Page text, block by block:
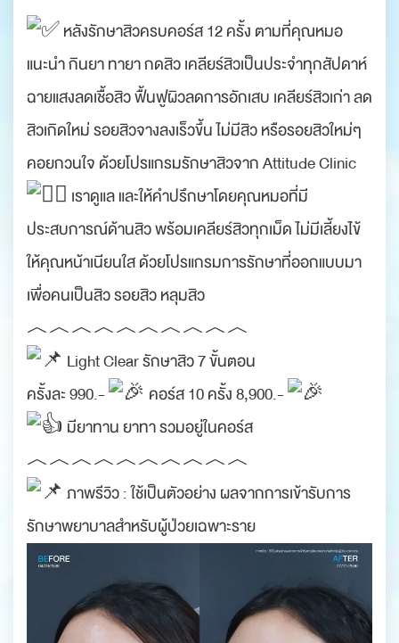
หลังรักษาสิวครบคอร์ส 12 ครั้ง ตามที่คุณหมอ
แนะนำ กินยา ทายา กดสิว เคลียร์สิวเป็นประจำทุกสัปดาห์
ฉายแสงลดเชื้อสิว ฟื้นฟูผิวลดการอักเสบ เคลียร์สิวเก่า ลด
สิวเกิดใหม่ รอยสิวจางลงเร็วขึ้น ไม่มีสิว หรือรอยสิวใหม่ๆ
คอยกวนใจ ด้วยโปรแกรมรักษาสิวจาก Attitude Clinic
เราดูแล และให้คำปรึกษาโดยคุณหมอที่มี
ประสบการณ์ด้านสิว พร้อมเคลียร์สิวทุกเม็ด ไม่มีเลี้ยงไข้
ให้คุณหน้าเนียนใส ด้วยโปรแกรมการรักษาที่ออกแบบมา
เพื่อคนเป็นสิว รอยสิว หลุมสิว
︿︿︿︿︿︿︿︿︿︿
Light Clear รักษาสิว 7 ขั้นตอน
ครั้งละ 990.-
คอร์ส 10 ครั้ง 8,900.-
มียาทาน ยาทา รวมอยู่ในคอร์ส
︿︿︿︿︿︿︿︿︿︿
ภาพรีวิว : ใช้เป็นตัวอย่าง ผลจากการเข้ารับการ
รักษาพยาบาลสำหรับผู้ป่วยเฉพาะราย